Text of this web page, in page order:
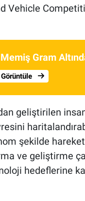
Vehicle
Gram
geliştirilen
şekilde
ve geliştirme
hedeflerine